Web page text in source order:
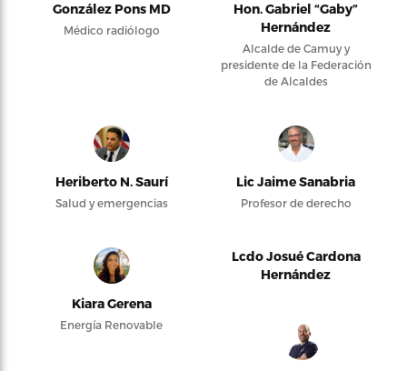
González Pons MD
Médico radiólogo
Hon. Gabriel “Gaby”
Hernández
Alcalde de Camuy y
presidente de la Federación
de Alcaldes
Heriberto N. Saurí
Salud y emergencias
Lic Jaime Sanabria
Profesor de derecho
Kiara Gerena
Energía Renovable
Lcdo Josué Cardona
Hernández